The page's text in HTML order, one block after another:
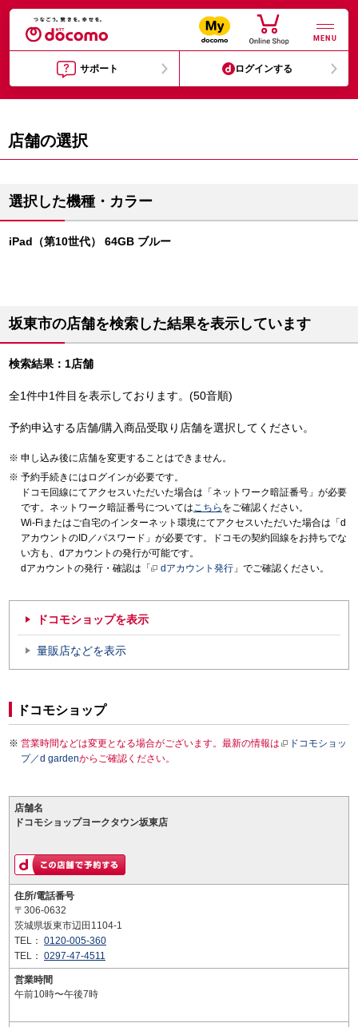
MENU
サポート ログインする
店舗の選択
選択した機種・カラー
iPad（第10世代） 64GB ブルー
坂東市の店舗を検索した結果を表示しています
検索結果：1店舗
全1件中1件目を表示しております。(50音順)
予約申込する店舗/購入商品受取り店舗を選択してください。
申し込み後に店舗を変更することはできません。
予約手続きにはログインが必要です。
ドコモ回線にてアクセスいただいた場合は「ネットワーク暗証番号」が必要
です。ネットワーク暗証番号についてはこちら をご確認ください。
Wi-Fiまたはご自宅のインターネット環境にてアクセスいただいた場合は「d
アカウントのID／パスワード」が必要です。ドコモの契約回線をお持ちでな
い方も、dアカウントの発行が可能です。
dアカウントの発行・確認は「
dアカウント発行 」でご確認ください。
ドコモショップを表示
量販店などを表示
ドコモショップ
営業時間などは変更となる場合がございます。最新の情報は
ドコモショッ
プ／d gardenからご確認ください。
店舗名
ドコモショップヨークタウン坂東店
住所/電話番号
〒306-0632
茨城県坂東市辺田1104-1
TEL： 0120-005-360
TEL： 0297-47-4511
営業時間
午前10時〜午後7時